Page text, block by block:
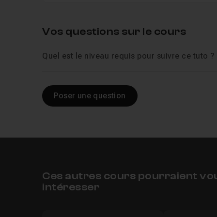
Vos questions sur le cours
Quel est le niveau requis pour suivre ce tuto ?
Poser une question
Ces autres cours pourraient
intéresser